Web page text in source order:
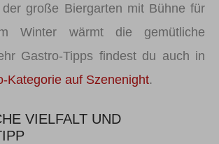
große Biergarten mit Bühne für
Winter wärmt die gemütliche
Gastro-Tipps findest du auch in
Kategorie auf Szenenight.
VIELFALT UND